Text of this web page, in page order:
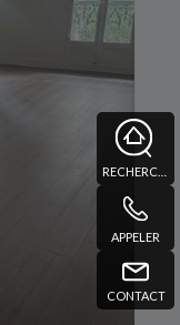
APPELER
CONTACT